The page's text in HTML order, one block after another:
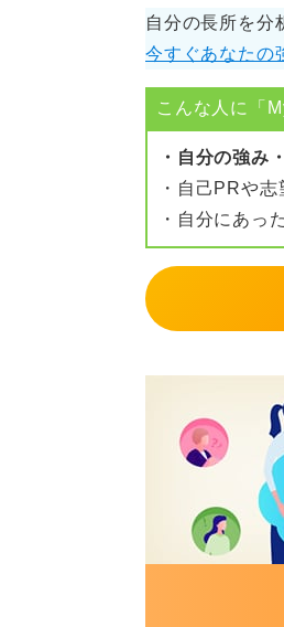
この軸を明
と、転職す
自分がどん
1
自分の長所を分
今すぐあなたの
こんな人に「
・自分の強み
・自己PRや
・自分にあっ